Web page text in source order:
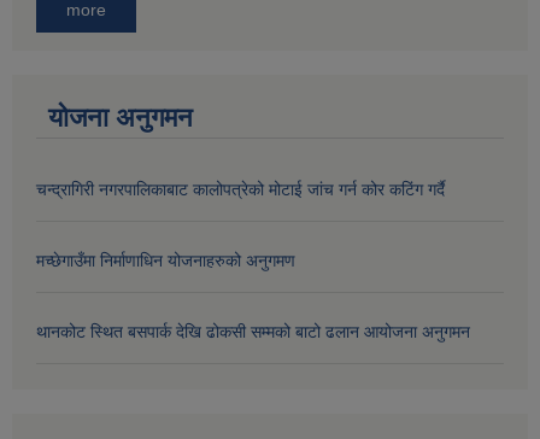
more
योजना अनुगमन
चन्द्रागिरी नगरपालिकाबाट कालोपत्रेको मोटाई जांच गर्न कोर कटिंग गर्दै
मच्छेगाउँमा निर्माणाधिन योजनाहरुको अनुगमण
थानकोट स्थित बसपार्क देखि ढोकसी सम्मको बाटो ढलान आयोजना अनुगमन